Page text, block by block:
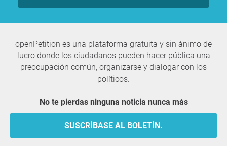
openPetition es una plataforma gratuita y sin ánimo de
lucro donde los ciudadanos pueden hacer pública una
preocupación común, organizarse y dialogar con los
políticos.
No te pierdas ninguna noticia nunca más
SUSCRÍBASE AL BOLETÍN.